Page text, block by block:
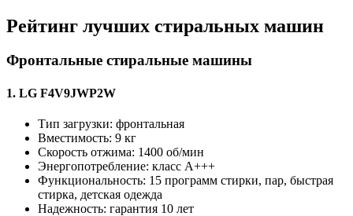
Рейтинг лучших стиральных машин
Фронтальные стиральные машины
1. LG F4V9JWP2W
Тип загрузки: фронтальная
Вместимость: 9 кг
Скорость отжима: 1400 об/мин
Энергопотребление: класс А+++
Функциональность: 15 программ стирки, пар, быстрая
стирка, детская одежда
Надежность: гарантия 10 лет